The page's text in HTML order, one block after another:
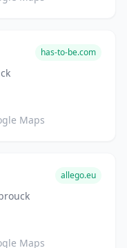
has-to-be.com
Maps
allego.eu
Maps